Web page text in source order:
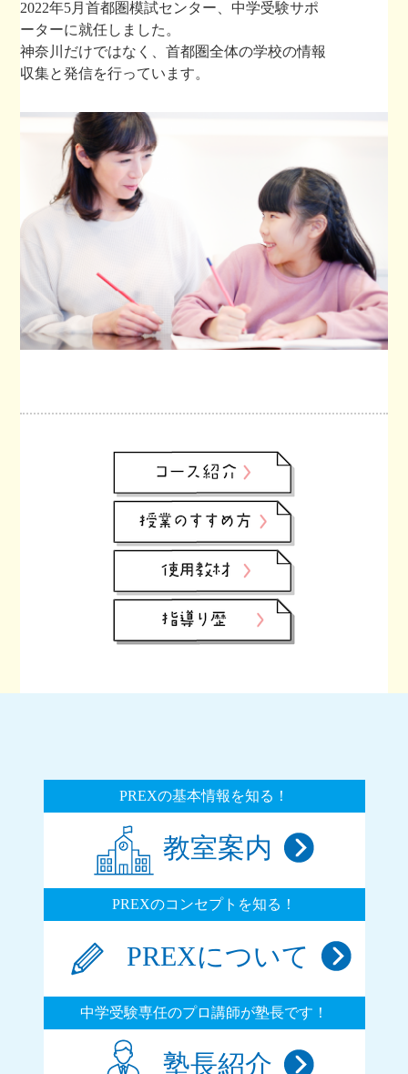
2022年5月首都圏模試センター、中学受験サポ
ーターに就任しました。
神奈川だけではなく、首都圏全体の学校の情報
収集と発信を行っています。
PREXの基本情報を知る！
教室案内
PREXのコンセプトを知る！
PREXについて
中学受験専任のプロ講師が塾長です！
塾長紹介